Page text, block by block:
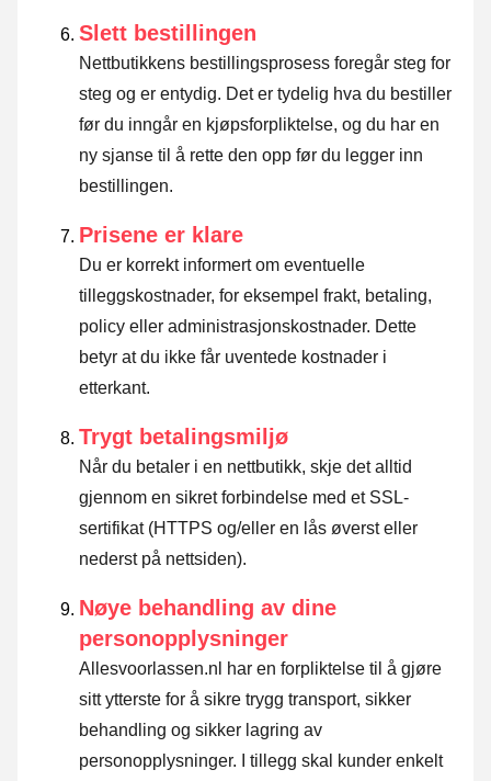
Slett bestillingen
Nettbutikkens bestillingsprosess foregår steg for
steg og er entydig. Det er tydelig hva du bestiller
før du inngår en kjøpsforpliktelse, og du har en
ny sjanse til å rette den opp før du legger inn
bestillingen.
Prisene er klare
Du er korrekt informert om eventuelle
tilleggskostnader, for eksempel frakt, betaling,
policy eller administrasjonskostnader. Dette
betyr at du ikke får uventede kostnader i
etterkant.
Trygt betalingsmiljø
Når du betaler i en nettbutikk, skje det alltid
gjennom en sikret forbindelse med et SSL-
sertifikat (HTTPS og/eller en lås øverst eller
nederst på nettsiden).
Nøye behandling av dine
personopplysninger
Allesvoorlassen.nl har en forpliktelse til å gjøre
sitt ytterste for å sikre trygg transport, sikker
behandling og sikker lagring av
personopplysninger. I tillegg skal kunder enkelt